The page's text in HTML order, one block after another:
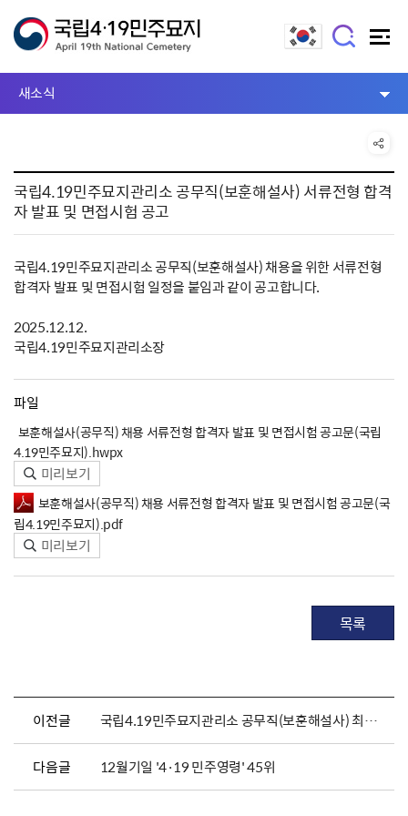
새소식
국립4.19민주묘지관리소 공무직(보훈해설사) 서류전형 합격
자 발표 및 면접시험 공고
국립4.19민주묘지관리소 공무직(보훈해설사) 채용을 위한 서류전형
합격자 발표 및 면접시험 일정을 붙임과 같이 공고합니다.
2025.12.12.
국립4.19민주묘지관리소장
파일
보훈해설사(공무직) 채용 서류전형 합격자 발표 및 면접시험 공고문(국립
4.19민주묘지).hwpx
미리보기
보훈해설사(공무직) 채용 서류전형 합격자 발표 및 면접시험 공고문(국
립4.19민주묘지).pdf
미리보기
목록
이전글 국립4.19민주묘지관리소 공무직(보훈해설사) 최종합격자 발표 및 채용서류 제출 안내
다음글 12월기일 '4·19 민주영령' 45위